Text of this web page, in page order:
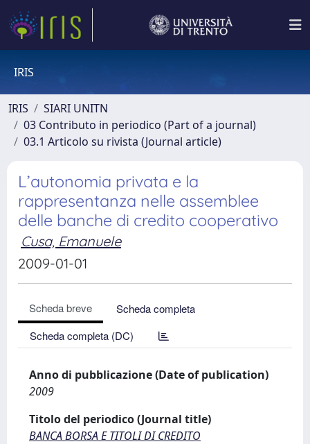
IRIS
IRIS
SIARI UNITN
03 Contributo in periodico (Part of a journal)
03.1 Articolo su rivista (Journal article)
L’autonomia privata e la
rappresentanza nelle assemblee
delle banche di credito cooperativo
Cusa, Emanuele
2009-01-01
Scheda breve
Scheda completa
Scheda completa (DC)
Anno di pubblicazione (Date of publication)
2009
Titolo del periodico (Journal title)
BANCA BORSA E TITOLI DI CREDITO